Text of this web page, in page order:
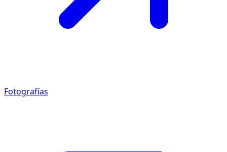
Fotografías